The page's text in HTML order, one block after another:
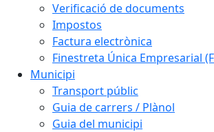
Verificació de documents
Impostos
Factura electrònica
Finestreta Única Empresarial
Municipi
Transport públic
Guia de carrers / Plànol
Guia del municipi